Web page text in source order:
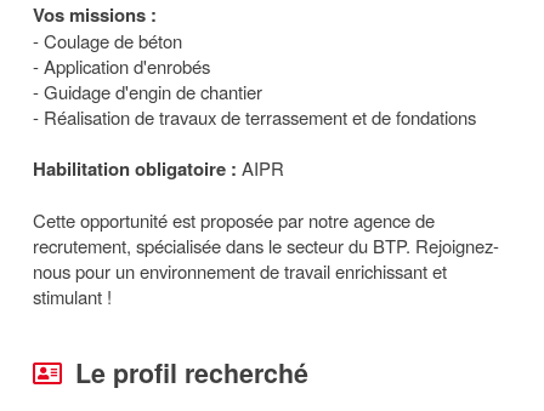
Vos missions :
- Coulage de béton
- Application d'enrobés
- Guidage d'engin de chantier
- Réalisation de travaux de terrassement et de fondations
Habilitation obligatoire : AIPR
Cette opportunité est proposée par notre agence de
recrutement, spécialisée dans le secteur du BTP. Rejoignez-
nous pour un environnement de travail enrichissant et
stimulant !
Le profil recherché